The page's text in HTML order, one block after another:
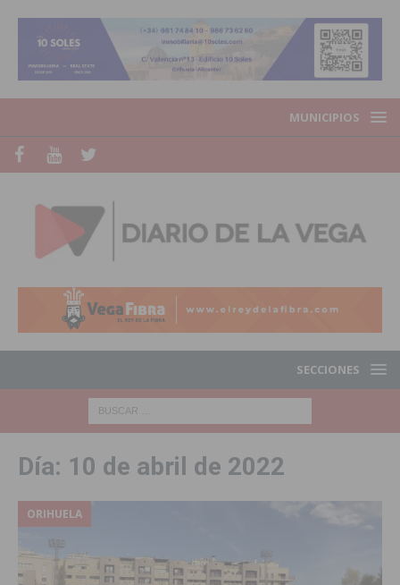
MUNICIPIOS
SECCIONES
Día: 10 de abril de 2022
ORIHUELA